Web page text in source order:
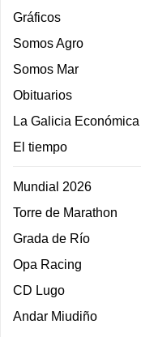
Gráficos
Somos Agro
Somos Mar
Obituarios
La Galicia Económica
El tiempo
Mundial 2026
Torre de Marathon
Grada de Río
Opa Racing
CD Lugo
Andar Miudiño